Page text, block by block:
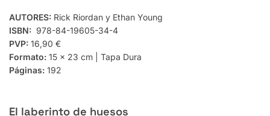
AUTORES: Rick Riordan y Ethan Young
ISBN: 978-84-19605-34-4
PVP: 16,90 €
Formato: 15 x 23 cm | Tapa Dura
Páginas: 192
El laberinto de huesos